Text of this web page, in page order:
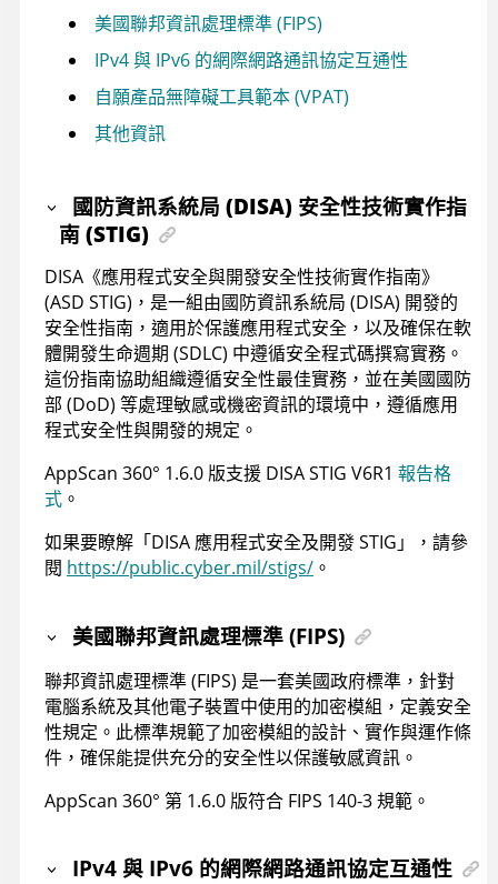
美國聯邦資訊處理標準 (FIPS)
IPv4 與 IPv6 的網際網路通訊協定互通性
自願產品無障礙工具範本 (VPAT)
其他資訊
國防資訊系統局 (DISA) 安全性技術實作指
南 (STIG)
DISA《應用程式安全與開發安全性技術實作指南》
(ASD STIG)，是一組由國防資訊系統局 (DISA) 開發的
安全性指南，適用於保護應用程式安全，以及確保在軟
體開發生命週期 (SDLC) 中遵循安全程式碼撰寫實務。
這份指南協助組織遵循安全性最佳實務，並在美國國防
部 (DoD) 等處理敏感或機密資訊的環境中，遵循應用
程式安全性與開發的規定。
AppScan 360° 1.6.0 版支援 DISA STIG V6R1 報告格
式 。
如果要瞭解「DISA 應用程式安全及開發 STIG」，請參
閱 https://public.cyber.mil/stigs/ 。
美國聯邦資訊處理標準 (FIPS)
聯邦資訊處理標準 (FIPS) 是一套美國政府標準，針對
電腦系統及其他電子裝置中使用的加密模組，定義安全
性規定。此標準規範了加密模組的設計、實作與運作條
件，確保能提供充分的安全性以保護敏感資訊。
AppScan 360° 第 1.6.0 版符合 FIPS 140-3 規範。
IPv4 與 IPv6 的網際網路通訊協定互通性